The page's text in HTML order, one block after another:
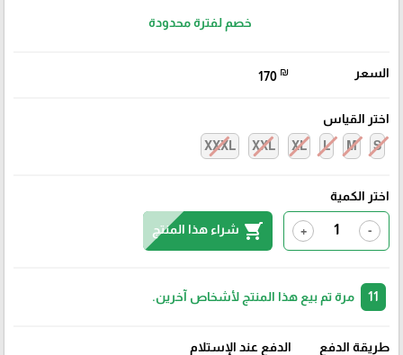
خصم لفترة محدودة
السعر 170 ₪
اختر القياس
S
M
L
XL
XXL
XXXL
اختر الكمية
-
+
shopping_cart شراء هذا المنتج
مرة تم بيع هذا المنتج لأشخاص آخرين.
طريقة الدفع
الدفع عند الإستلام